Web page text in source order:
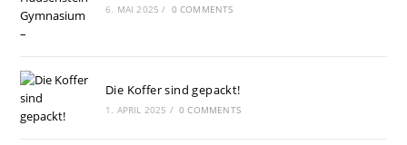
6. MAI 2025 / 0 COMMENTS
Die Koffer sind gepackt!
1. APRIL 2025 / 0 COMMENTS